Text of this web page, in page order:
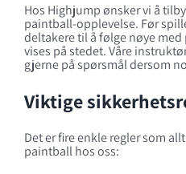
Hos Highjump ønsker vi å
paintball-opplevelse. Før
deltakere til å følge nøye med
vises på stedet. Våre
gjerne på spørsmål dersom
Viktige
Det er fire enkle regler som
paintball hos oss: